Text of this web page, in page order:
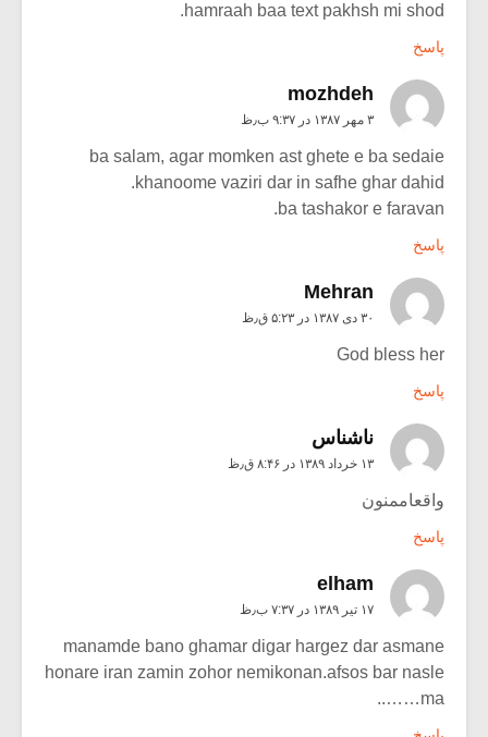
hamraah baa text pakhsh mi shod.
پاسخ
mozhdeh
۳ مهر ۱۳۸۷ در ۹:۳۷ ب٫ظ
ba salam, agar momken ast ghete e ba sedaie
khanoome vaziri dar in safhe ghar dahid.
ba tashakor e faravan.
پاسخ
Mehran
۳۰ دی ۱۳۸۷ در ۵:۲۳ ق٫ظ
God bless her
پاسخ
ناشناس
۱۳ خرداد ۱۳۸۹ در ۸:۴۶ ق٫ظ
واقعاممنون
پاسخ
elham
۱۷ تیر ۱۳۸۹ در ۷:۳۷ ب٫ظ
manamde bano ghamar digar hargez dar asmane
honare iran zamin zohor nemikonan.afsos bar nasle
ma……..